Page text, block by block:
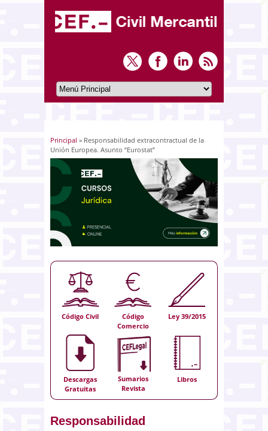
Usted está aquí
Principal » Responsabilidad extracontractual de la
Unión Europea. Asunto “Eurostat”
Código Civil
Código
Comercio
Ley 39/2015
Descargas
Gratuitas
Sumarios
Revista
Libros
Responsabilidad